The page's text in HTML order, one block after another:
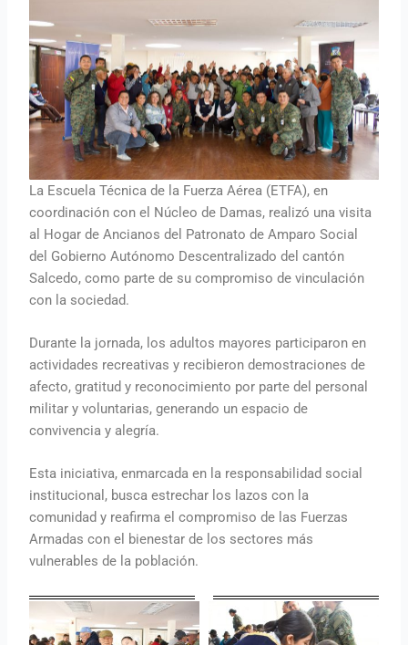
La Escuela Técnica de la Fuerza Aérea (ETFA), en
coordinación con el Núcleo de Damas, realizó una visita
al Hogar de Ancianos del Patronato de Amparo Social
del Gobierno Autónomo Descentralizado del cantón
Salcedo, como parte de su compromiso de vinculación
con la sociedad.
Durante la jornada, los adultos mayores participaron en
actividades recreativas y recibieron demostraciones de
afecto, gratitud y reconocimiento por parte del personal
militar y voluntarias, generando un espacio de
convivencia y alegría.
Esta iniciativa, enmarcada en la responsabilidad social
institucional, busca estrechar los lazos con la
comunidad y reafirma el compromiso de las Fuerzas
Armadas con el bienestar de los sectores más
vulnerables de la población.